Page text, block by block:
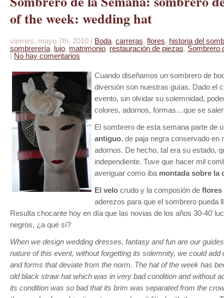
of the week: wedding hat
viernes, mayo 7th, 2010 | Boda, carreras, flores, historia del
sombrerería, lujo, matrimonio, restauración de piezas, Sombrero
| No hay comentarios
Cuando diseñamos un sombrero de
diversión son nuestras guías. Dado el
evento, sin olvidar su solemnidad,
colores, adornos, formas…que se
El sombrero de esta semana parte de
antiguo, de paja negra conservado en
adornos. De hecho, tal era su estado,
independiente. Tuve que hacer mil
averiguar como iba montada sobre la
El velo crudo y la composión de flores
aderezos para que el sombrero pueda
Resulta chocante hoy en día que las novias de los años 30-
negros, ¿a qué sí?
When we design wedding dresses, fantasy and fun are our
nature of this event, without forgetting its solemnity, we could
and forms that deviate from the norm. The hat of the week has
old black straw hat which was in very bad condition and without
its condition was so bad that its brim was separated from the